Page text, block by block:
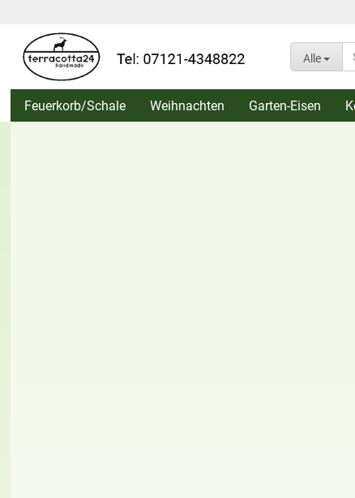
Alle
Feuerkorb/Schale Weihnachten Garten-Eisen